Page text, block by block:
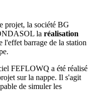
projet, la société BG
la réalisation
l'effet barrage de la station
FEFLOWQ a été réalisé
sur la nappe. Il s'agit
de simuler les